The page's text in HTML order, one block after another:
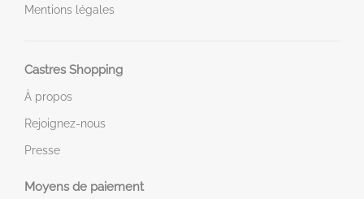
Mentions légales
Castres Shopping
À propos
Rejoignez-nous
Presse
Moyens de paiement